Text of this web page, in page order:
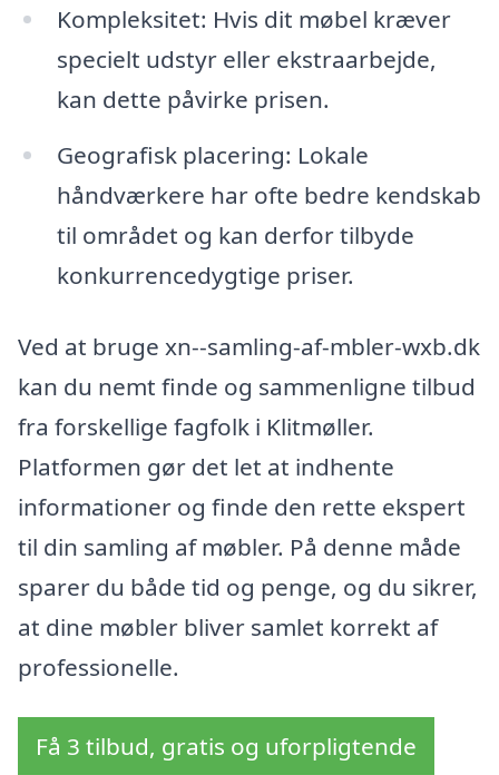
Kompleksitet: Hvis dit møbel kræver
specielt udstyr eller ekstraarbejde,
kan dette påvirke prisen.
Geografisk placering: Lokale
håndværkere har ofte bedre kendskab
til området og kan derfor tilbyde
konkurrencedygtige priser.
Ved at bruge xn--samling-af-mbler-wxb.dk
kan du nemt finde og sammenligne tilbud
fra forskellige fagfolk i Klitmøller.
Platformen gør det let at indhente
informationer og finde den rette ekspert
til din samling af møbler. På denne måde
sparer du både tid og penge, og du sikrer,
at dine møbler bliver samlet korrekt af
professionelle.
Få 3 tilbud, gratis og uforpligtende